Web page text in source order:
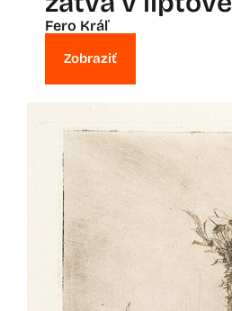
Fero Kráľ
Zobraziť